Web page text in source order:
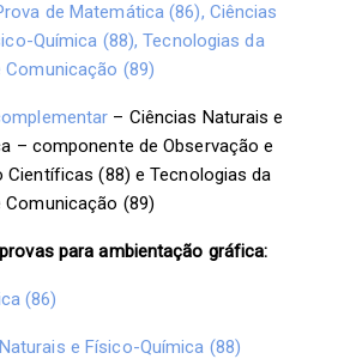
de Matemática (86), Ciências
Química (88), Tecnologias da
(89)
– Ciências Naturais e
– componente de Observação e
Científicas (88) e Tecnologias da
(89)
para ambientação gráfica:
(86)
e Físico-Química (88)